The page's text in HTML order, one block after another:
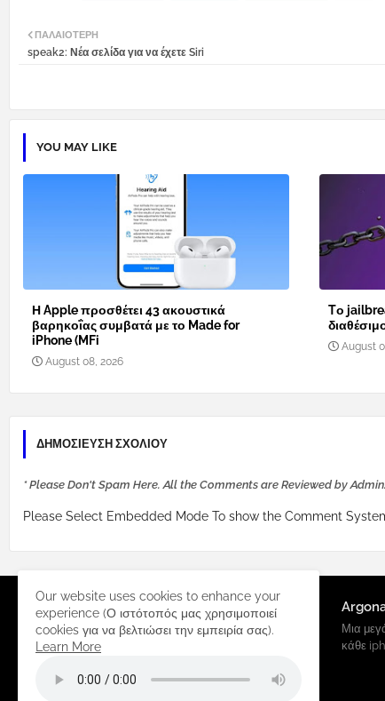
ΠΑΛΑΙΌΤΕΡΗ
speak2: Νέα σελίδα για να έχετε Siri
YOU MAY LIKE
Η Apple προσθέτει 43 ακουστικά
βαρηκοΐας συμβατά με το Made for
iPhone (MFi
August 08, 2026
Tο
August
ΔΗΜΟΣΊΕΥΣΗ ΣΧΟΛΊΟΥ
* Please Don't Spam Here. All the Comments are Reviewed by Admin.
Please Select Embedded Mode To show the Comment
Μια
κάθε
Our website uses cookies to enhance your
experience (Ο ιστότοπός μας χρησιμοποιεί
cookies για να βελτιώσει την εμπειρία σας).
Learn More